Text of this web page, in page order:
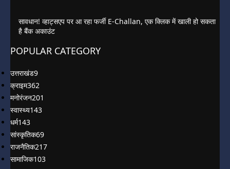
सावधान! व्हाट्सएप पर आ रहा फर्जी E-Challan, एक क्लिक में खाली हो सकता
है बैंक अकाउंट
POPULAR CATEGORY
उत्तराखंड9
क्राइम362
मनोरंजन201
स्वास्थ्य143
धर्म143
सांस्कृतिक69
राजनैतिक217
सामाजिक103